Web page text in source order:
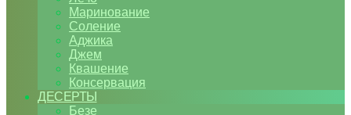
Маринование
Соление
Аджика
Джем
Квашение
Консервация
ДЕСЕРТЫ
Безе